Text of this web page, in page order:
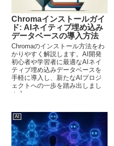
Chromaインストールガイ
ド: AIネイティブ埋め込み
データベースの導入方法
Chromaのインストール方法をわ
かりやすく解説します。AI開発
初心者や学習者に最適なAIネイ
ティブ埋め込みデータベースを
手軽に導入し、新たなAIプロジ
ェクトへの一歩を踏み出しまし
ょう。
AI